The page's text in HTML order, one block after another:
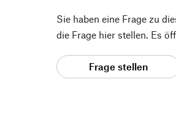
Sie haben eine Frage zu
die Frage hier stellen. Es
Frage stellen